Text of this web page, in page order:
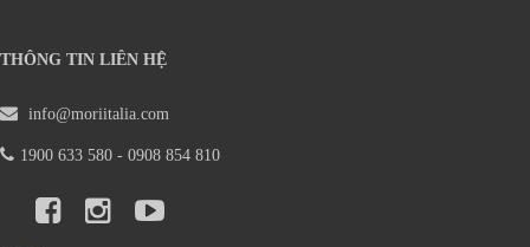
THÔNG TIN LIÊN HỆ
info@moriitalia.com
1900 633 580 - 0908 854 810